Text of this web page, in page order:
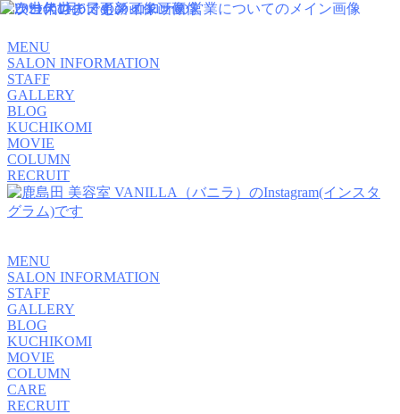
MENU
SALON INFORMATION
STAFF
GALLERY
BLOG
KUCHIKOMI
MOVIE
COLUMN
RECRUIT
MENU
SALON INFORMATION
STAFF
GALLERY
BLOG
KUCHIKOMI
MOVIE
COLUMN
CARE
RECRUIT